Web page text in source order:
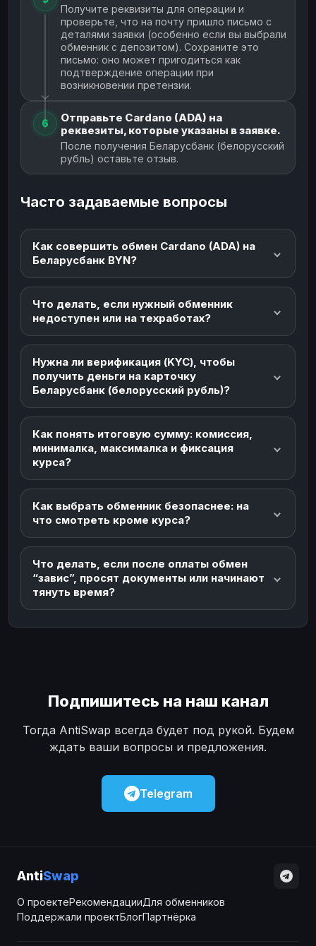
Получите реквизиты для операции и
проверьте, что на почту пришло письмо с
деталями заявки (особенно если вы выбрали
обменник с депозитом). Сохраните это
письмо: оно может пригодиться как
подтверждение операции при
возникновении претензии.
6
Отправьте Cardano (ADA) на
реквезиты, которые указаны в заявке.
После получения Беларусбанк (белорусский
рубль) оставьте отзыв.
Часто задаваемые вопросы
Как совершить обмен Cardano (ADA) на
Беларусбанк BYN?
Что делать, если нужный обменник
недоступен или на техработах?
Нужна ли верификация (KYC), чтобы
получить деньги на карточку
Беларусбанк (белорусский рубль)?
Как понять итоговую сумму: комиссия,
минималка, максималка и фиксация
курса?
Как выбрать обменник безопаснее: на
что смотреть кроме курса?
Что делать, если после оплаты обмен
“завис”, просят документы или начинают
тянуть время?
Подпишитесь на наш канал
Тогда AntiSwap всегда будет под рукой. Будем
ждать ваши вопросы и предложения.
Telegram
AntiSwap
О проектеРекомендацииДля обменников
Поддержали проектБлогПартнёрка